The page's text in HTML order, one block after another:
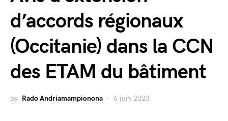
d’accords régionaux
(Occitanie) dans la CCN
des ETAM du bâtiment
by Rado Andriamampionona 6 juin 2023